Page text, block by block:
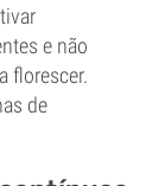
e não
florescer.
de